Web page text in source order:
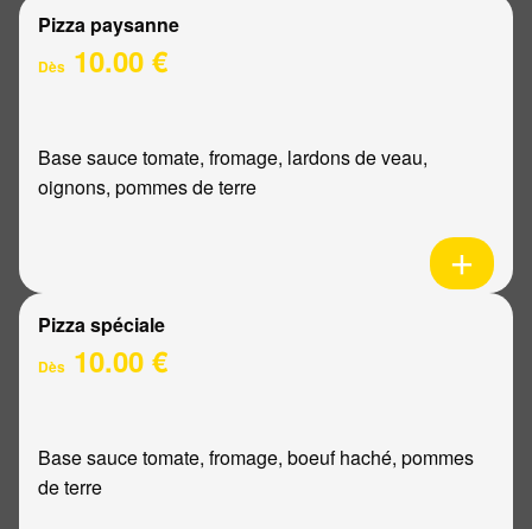
Pizza paysanne
Dès 10.00 €
Base sauce tomate, fromage, lardons de veau,
oignons, pommes de terre
Pizza spéciale
Dès 10.00 €
Base sauce tomate, fromage, boeuf haché, pommes
de terre